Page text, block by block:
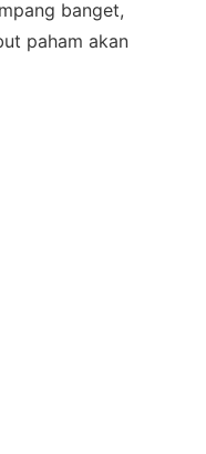
banget,
paham akan